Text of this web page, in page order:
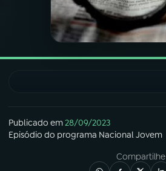
PODCASTS
06VIDEOCASTS
08FESTIVAL DE MÚSICA
Publicado em28/09/2023
Episódio do programa Nacional Jovem
Compartilhe